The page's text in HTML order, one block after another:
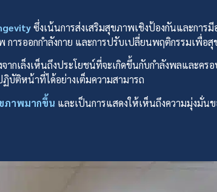
ซึ่งเน้นการส่งเสริมสุขภาพเชิงป้องกันและการ
ารออกกำลังกาย และการปรับเปลี่ยนพฤติกรรมเพื่อ
จากเล็งเห็นถึงประโยชน์ที่จะเกิดขึ้นกับกำลังพลและค
บัติหน้าที่ได้อย่างเต็มความสามารถ
ภาพมากขึ้น และเป็นการแสดงให้เห็นถึงความมุ่งมั่น